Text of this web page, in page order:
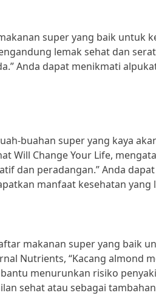
super yang baik untuk
lemak sehat dan
Anda dapat menikmati
buahan super yang kaya
Will Change Your Life,
dan peradangan.” Anda
manfaat kesehatan yang
makanan super yang baik
Nutrients, “Kacang almond
menurunkan risiko
sehat atau sebagai